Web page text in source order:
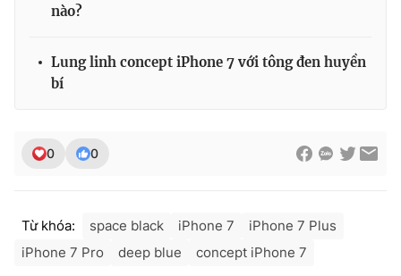
nào?
Lung linh concept iPhone 7 với tông đen huyền
bí
0 0
Từ khóa: space black iPhone 7
iPhone 7 Plus
iPhone 7 Pro
deep blue concept iPhone 7